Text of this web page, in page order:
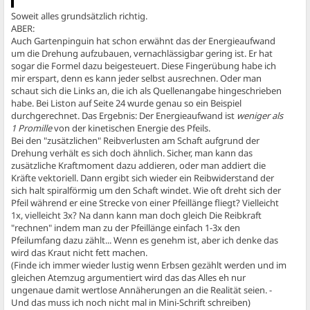
Soweit alles grundsätzlich richtig.
ABER:
Auch Gartenpinguin hat schon erwähnt das der Energieaufwand
um die Drehung aufzubauen, vernachlässigbar gering ist. Er hat
sogar die Formel dazu beigesteuert. Diese Fingerübung habe ich
mir erspart, denn es kann jeder selbst ausrechnen. Oder man
schaut sich die Links an, die ich als Quellenangabe hingeschrieben
habe. Bei Liston auf Seite 24 wurde genau so ein Beispiel
durchgerechnet. Das Ergebnis: Der Energieaufwand ist weniger als
1 Promillevon der kinetischen Energie des Pfeils.
Bei den "zusätzlichen" Reibverlusten am Schaft aufgrund der
Drehung verhält es sich doch ähnlich. Sicher, man kann das
zusätzliche Kraftmoment dazu addieren, oder man addiert die
Kräfte vektoriell. Dann ergibt sich wieder ein Reibwiderstand der
sich halt spiralförmig um den Schaft windet. Wie oft dreht sich der
Pfeil während er eine Strecke von einer Pfeillänge fliegt? Vielleicht
1x, vielleicht 3x? Na dann kann man doch gleich Die Reibkraft
"rechnen" indem man zu der Pfeillänge einfach 1-3x den
Pfeilumfang dazu zählt... Wenn es genehm ist, aber ich denke das
wird das Kraut nicht fett machen.
(Finde ich immer wieder lustig wenn Erbsen gezählt werden und im
gleichen Atemzug argumentiert wird das das Alles eh nur
ungenaue damit wertlose Annäherungen an die Realität seien. -
Und das muss ich noch nicht mal in Mini-Schrift schreiben)